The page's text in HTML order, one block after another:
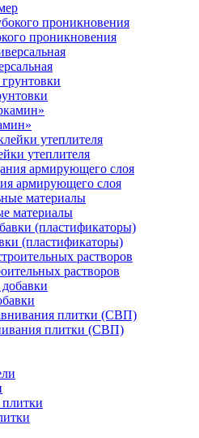
проникновения
утеплителя
армирующего слоя
материалы
(пластификаторы)
растворов
плитки (СВП)